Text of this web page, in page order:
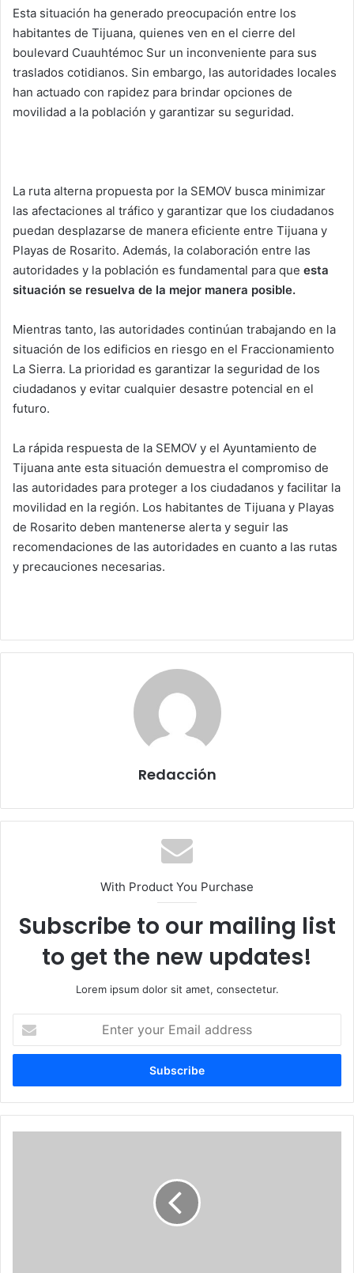
Esta situación ha generado preocupación entre los
habitantes de Tijuana, quienes ven en el cierre del
boulevard Cuauhtémoc Sur un inconveniente para sus
traslados cotidianos. Sin embargo, las autoridades locales
han actuado con rapidez para brindar opciones de
movilidad a la población y garantizar su seguridad.
La ruta alterna propuesta por la SEMOV busca minimizar
las afectaciones al tráfico y garantizar que los ciudadanos
puedan desplazarse de manera eficiente entre Tijuana y
Playas de Rosarito. Además, la colaboración entre las
autoridades y la población es fundamental para que esta
situación se resuelva de la mejor manera posible.
Mientras tanto, las autoridades continúan trabajando en la
situación de los edificios en riesgo en el Fraccionamiento
La Sierra. La prioridad es garantizar la seguridad de los
ciudadanos y evitar cualquier desastre potencial en el
futuro.
La rápida respuesta de la SEMOV y el Ayuntamiento de
Tijuana ante esta situación demuestra el compromiso de
las autoridades para proteger a los ciudadanos y facilitar la
movilidad en la región. Los habitantes de Tijuana y Playas
de Rosarito deben mantenerse alerta y seguir las
recomendaciones de las autoridades en cuanto a las rutas
y precauciones necesarias.
Redacción
With Product You Purchase
Subscribe to our mailing list
to get the new updates!
Lorem ipsum dolor sit amet, consectetur.
t
r
y